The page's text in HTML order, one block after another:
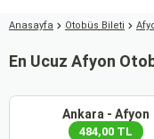
Anasayfa Otobüs Bileti
En Ucuz Afyon
Ankara - Afyon
484,00 TL